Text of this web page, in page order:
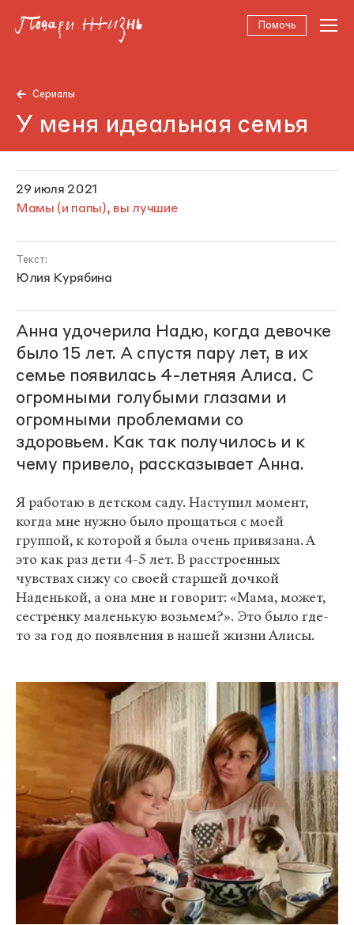
Помочь
Сериалы
У меня идеальная семья
29 июля 2021
Мамы (и папы), вы лучшие
Текст:
Юлия Курябина
Анна удочерила Надю, когда девочке
было 15 лет. А спустя пару лет, в их
семье появилась 4-летняя Алиса. С
огромными голубыми глазами и
огромными проблемами со
здоровьем. Как так получилось и к
чему привело, рассказывает Анна.
Я работаю в детском саду. Наступил момент,
когда мне нужно было прощаться с моей
группой, к которой я была очень привязана. А
это как раз дети 4-5 лет. В расстроенных
чувствах сижу со своей старшей дочкой
Наденькой, а она мне и говорит: «Мама, может,
сестренку маленькую возьмем?». Это было где-
то за год до появления в нашей жизни Алисы.